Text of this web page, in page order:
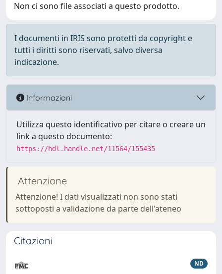
Non ci sono file associati a questo prodotto.
I documenti in IRIS sono protetti da copyright e
tutti i diritti sono riservati, salvo diversa
indicazione.
Informazioni
Utilizza questo identificativo per citare o creare un
link a questo documento:
https://hdl.handle.net/11564/155435
Attenzione
Attenzione! I dati visualizzati non sono stati
sottoposti a validazione da parte dell'ateneo
Citazioni
ND